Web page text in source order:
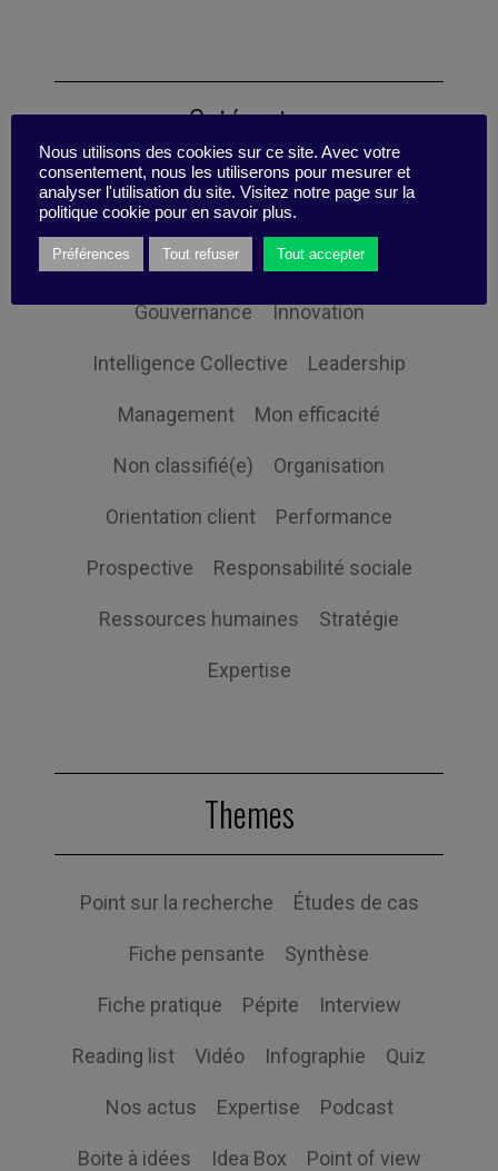
Catégories
Changement Digital
Economie et société Globalisation
Gouvernance Innovation
Intelligence Collective Leadership
Management Mon efficacité
Non classifié(e) Organisation
Orientation client Performance
Prospective Responsabilité sociale
Ressources humaines Stratégie
Expertise
Themes
Point sur la recherche Études de cas
Fiche pensante Synthèse
Fiche pratique Pépite Interview
Reading list Vidéo Infographie Quiz
Nos actus Expertise Podcast
Boite à idées Idea Box Point of view
Nous utilisons des cookies sur ce site. Avec votre
consentement, nous les utiliserons pour mesurer et
analyser l'utilisation du site. Visitez notre page sur la
politique cookie pour en savoir plus.
Préférences Tout refuser Tout accepter